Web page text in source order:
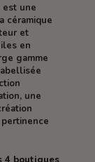
est une
céramique
et
en
gamme
une